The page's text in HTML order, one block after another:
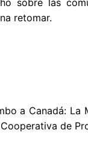
retomar.
a Canadá:
de